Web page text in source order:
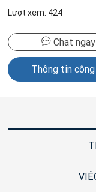
Lượt xem: 424
Chat ngay
Thông tin